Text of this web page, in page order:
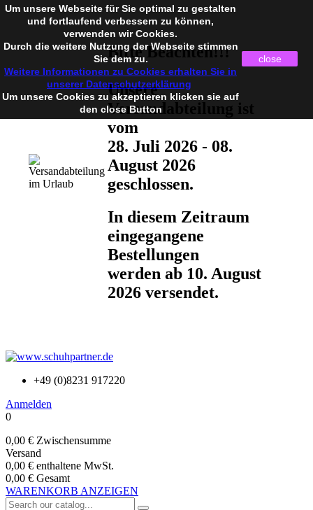
Bitte Beachten!!!
Unsere
Versandabteilung ist
vom
28. Juli 2026 - 08.
August 2026
geschlossen.
In diesem Zeitraum
eingegangene
Bestellungen
werden ab 10. August
2026 versendet.
+49 (0)8231 917220
Anmelden
0
0,00 € Zwischensumme
Versand
0,00 € enthaltene MwSt.
0,00 € Gesamt
WARENKORB ANZEIGEN
Um unsere Webseite für Sie optimal zu gestalten
und fortlaufend verbessern zu können,
verwenden wir Cookies.
Durch die weitere Nutzung der Webseite stimmen
Sie dem zu.
Weitere Informationen zu Cookies erhalten Sie in
unserer Datenschutzerklärung
Um unsere Cookies zu akzeptieren klicken sie auf
den close Button
close